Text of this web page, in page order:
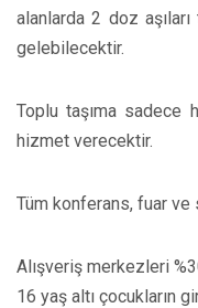
alanlarda 2 doz
gelebilecektir.
Toplu taşıma
hizmet verecektir.
Tüm konferans, fuar
Alışveriş merkezleri
16 yaş altı çocukların